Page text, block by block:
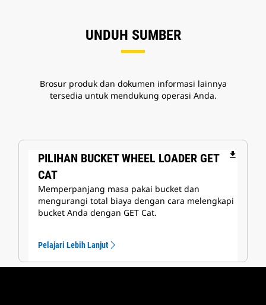
UNDUH SUMBER
Brosur produk dan dokumen informasi lainnya
tersedia untuk mendukung operasi Anda.
PILIHAN BUCKET WHEEL LOADER GET
CAT
file_download
Memperpanjang masa pakai bucket dan
mengurangi total biaya dengan cara melengkapi
bucket Anda dengan GET Cat.
Pelajari Lebih Lanjut